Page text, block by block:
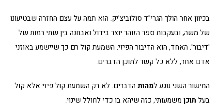
בכיוון אחר הולך הגרי"ד סולוביצ'יק. הוא תמה על עצם החזרה שבטיעונו
של משה, ובעקבות ספר הזוהר יוצר בידול ואבחנה בין שתי רמות של
'דיבור'. האחד, הוא הדיבור הפיזי: השמעת קול רם כך שיישמע באוזני
אדם אחר, ללא כל קשר לתוכן הדברים.
המישור השני נוגע למהות הדברים. לא רק השמעת קול פיזי אלא קול
בעל תוכןמשמעותי, כזה שיהא בו כדי לחולל שינוי.